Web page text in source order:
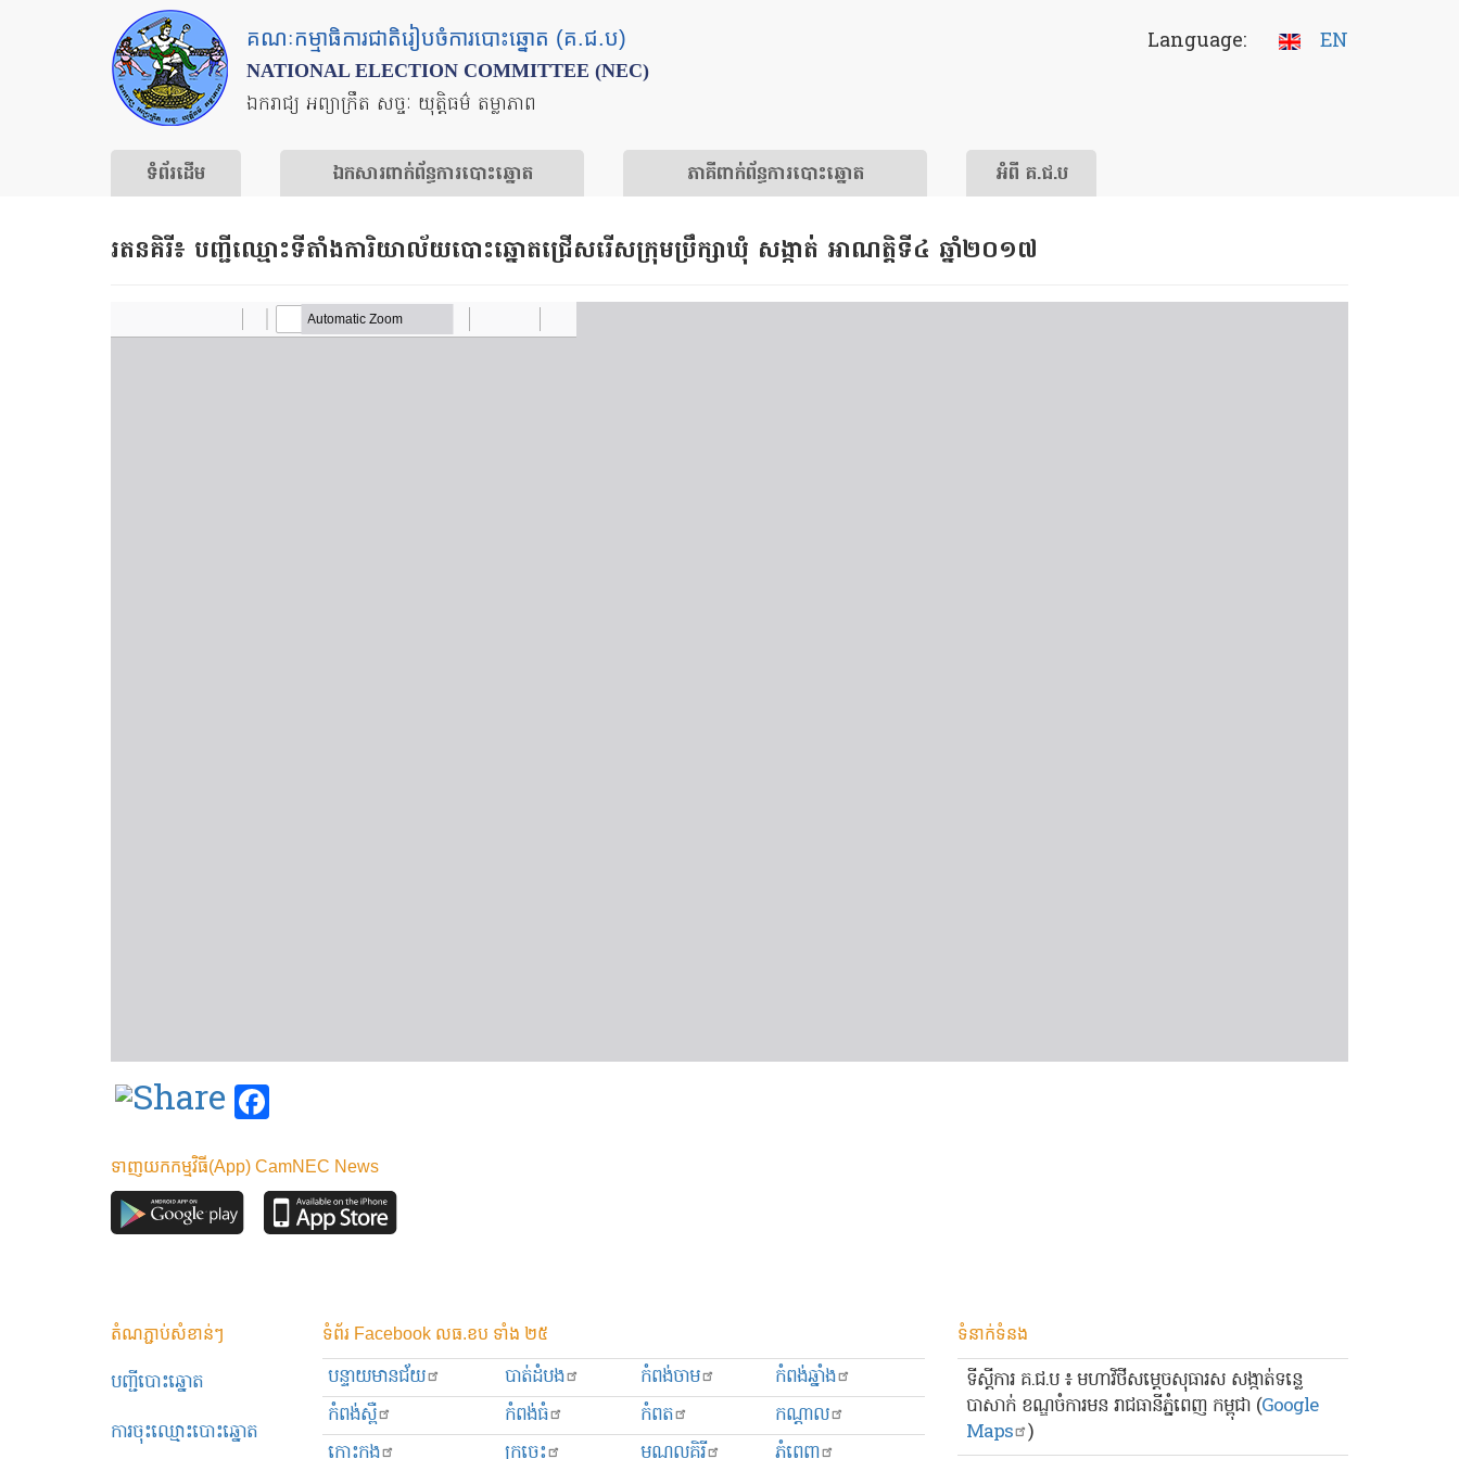
គណៈកម្មាធិការជាតិរៀបចំការបោះឆ្នោត (គ.ជ.ប)
NATIONAL ELECTION COMMITTEE (NEC)
ឯករាជ្យ អព្យាក្រឹត សច្ចៈ យុត្តិធម៌ តម្លាភាព
Language: EN
ទំព័រ​ដើម ឯកសារ​ពាក់ព័ន្ធ​ការ​បោះឆ្នោត ​ភាគីពាក់ព័ន្ធ​​ការ​បោះឆ្នោត អំពី គ.ជ.ប
រតនគិរី​៖ បញ្ជី​ឈ្មោះ​ទីតាំង​ការិយាល័យ​បោះឆ្នោត​ជ្រើសរើស​ក្រុមប្រឹក្សា​ឃុំ សង្កាត់​ អាណត្តិទី​៤ ឆ្នាំ​២០១៧
ទាញយកកម្មវិធី(App) CamNEC News
តំណភ្ជាប់សំខាន់ៗ
បញ្ជីបោះឆ្នោត
ការចុះឈ្មោះបោះឆ្នោត
ទំព័រ Facebook លធ.ខប ទាំង ២៥
បន្ទាយមានជ័យ បាត់ដំបង កំពង់ចាម
កំពង់ឆ្នាំង
កំពង់ស្ពឺ
កំពង់ធំ កំពត
កណ្ដាល
កោះកុង
ក្រចេះ មណ្ឌលគិរី ភ្នំពេញ
ទំនាក់ទំនង
ទីស្ដីការ គ.ជ.ប ៖ មហាវិថីសម្ដេចសុធារស សង្កាត់ទន្លេ
បាសាក់ ខណ្ឌចំការមន រាជធានីភ្នំពេញ កម្ពុជា (Google
Maps )